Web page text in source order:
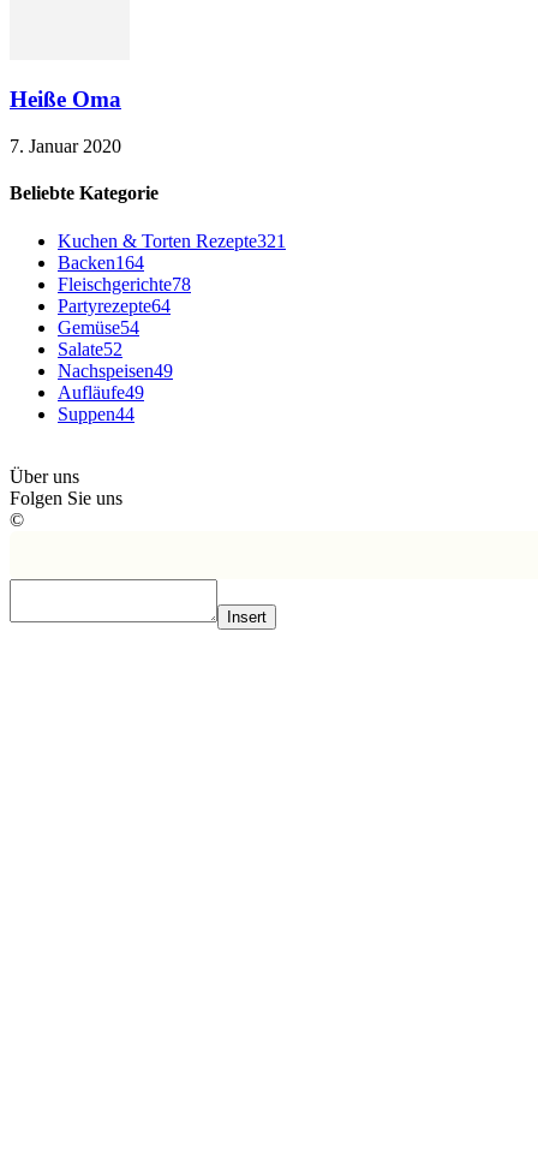
Heiße Oma
7. Januar 2020
Beliebte Kategorie
Kuchen & Torten Rezepte321
Backen164
Fleischgerichte78
Partyrezepte64
Gemüse54
Salate52
Nachspeisen49
Aufläufe49
Suppen44
Über uns
Folgen Sie uns
©
Insert